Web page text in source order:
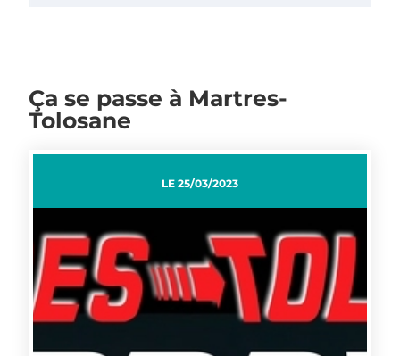
Ça se passe à Martres-
Tolosane
LE 25/03/2023